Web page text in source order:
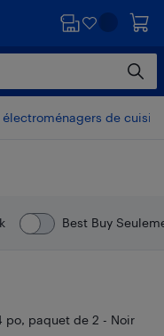
électroménagers de
Best Buy
po, paquet de 2 - Noir